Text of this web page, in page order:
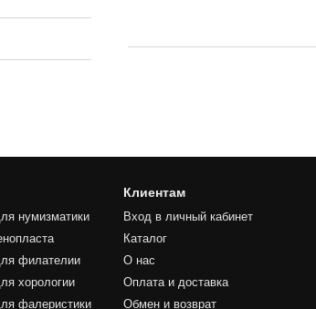
нумизматики
филателии
хорологии
фалеристики
Клиентам
Вход в личный кабинет
Каталог
О нас
Оплата и доставка
Обмен и возврат